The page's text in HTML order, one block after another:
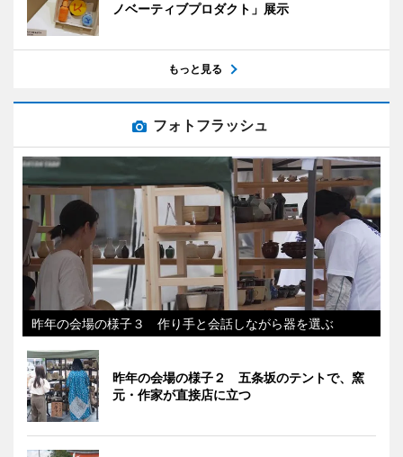
ノベーティブプロダクト」展示
もっと見る
フォトフラッシュ
昨年の会場の様子３ 作り手と会話しながら器を選ぶ
昨年の会場の様子２ 五条坂のテントで、窯
元・作家が直接店に立つ